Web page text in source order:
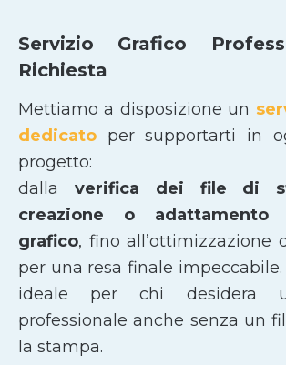
Servizio Grafico
Richiesta
Mettiamo a disposizione un
dedicato per supportarti in
progetto:
dalla verifica dei file di
creazione o
grafico, fino all’ottimizzazione
per una resa finale
ideale per chi desidera
professionale anche senza un
la stampa.